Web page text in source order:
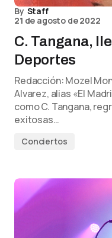
By Staff
21 de agosto de 2022
C. Tangana,
Deportes
Redacción: Mozel
Alvarez, alias «El
como C. Tangana,
exitosas…
Conciertos